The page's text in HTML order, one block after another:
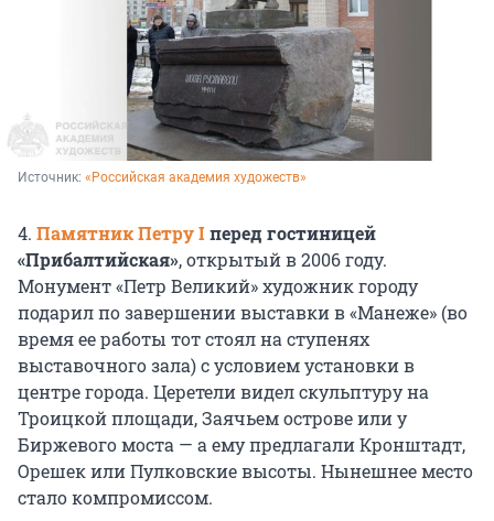
Источник: «Российская академия художеств»
4. Памятник Петру Iперед гостиницей
«Прибалтийская», открытый в 2006 году.
Монумент «Петр Великий» художник городу
подарил по завершении выставки в «Манеже» (во
время ее работы тот стоял на ступенях
выставочного зала) с условием установки в
центре города. Церетели видел скульптуру на
Троицкой площади, Заячьем острове или у
Биржевого моста — а ему предлагали Кронштадт,
Орешек или Пулковские высоты. Нынешнее место
стало компромиссом.